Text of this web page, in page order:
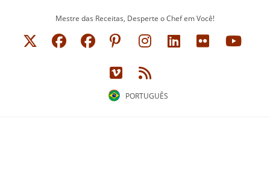
Mestre das Receitas, Desperte o Chef em Você!
PORTUGUÊS